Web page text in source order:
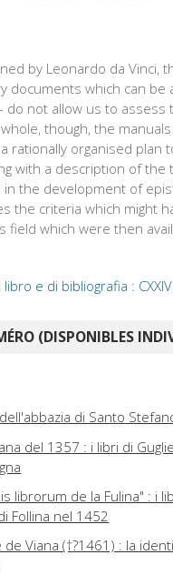
by Leonardo da
documents which can
do not allow us to
though, the
rationally organised
with a description of
the development of
the criteria which might
field which were then
e di bibliografia :
(DISPONIBLES
di Santo
del 1357 : i libri di
librorum de la Fulina" : i
Follina nel 1452
de Viana (†?1461) : la